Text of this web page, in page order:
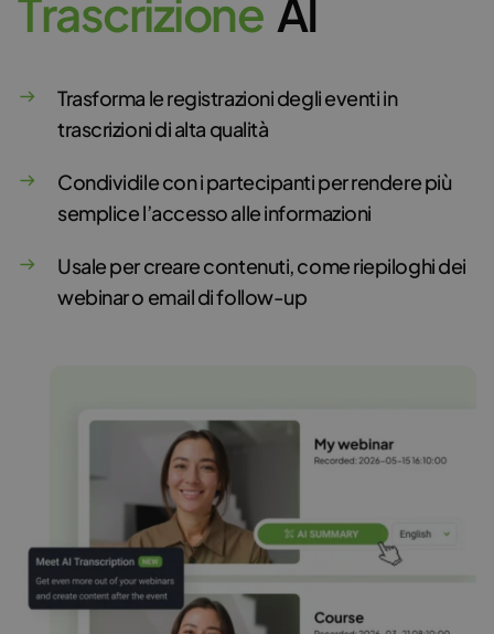
Trascrizione AI
Trasforma le registrazioni degli eventi in
trascrizioni di alta qualità
Condividile con i partecipanti per rendere più
semplice l’accesso alle informazioni
Usale per creare contenuti, come riepiloghi dei
webinar o email di follow-up